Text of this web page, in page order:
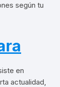
según tu
en
actualidad,